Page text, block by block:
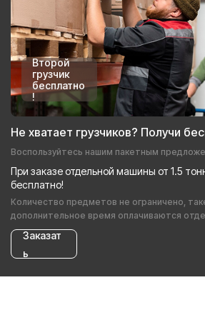
Второй
грузчик
бесплатно
!
Не хватает грузчиков? Получи
Воспользуйтесь нашим пакетным
При заказе отдельной машины от 1.5
бесплатно!
Количество предметов не ограничено,
дополнительное время оплачиваются
Заказат
ь